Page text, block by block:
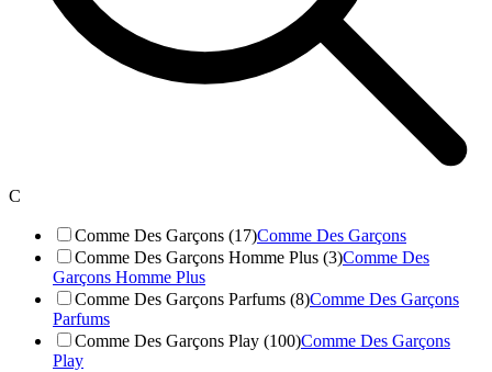
C
Comme Des Garçons (17)Comme Des Garçons
Comme Des Garçons Homme Plus (3)Comme Des
Garçons Homme Plus
Comme Des Garçons Parfums (8)Comme Des Garçons
Parfums
Comme Des Garçons Play (100)Comme Des Garçons
Play